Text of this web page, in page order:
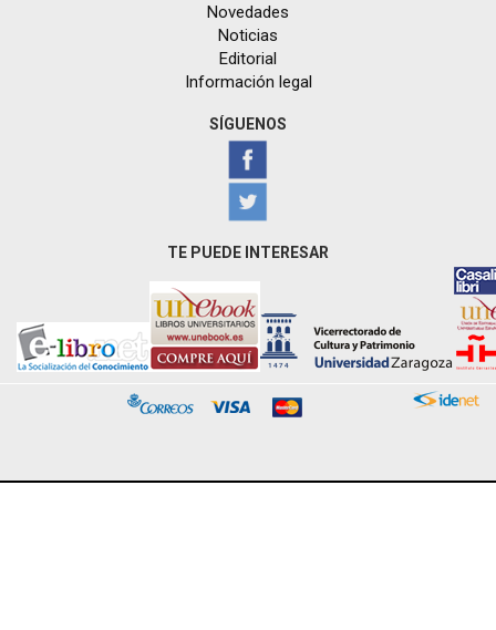
Novedades
Noticias
Editorial
Información legal
SÍGUENOS
TE PUEDE INTERESAR